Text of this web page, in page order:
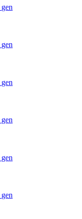
gen
gen
gen
gen
gen
gen